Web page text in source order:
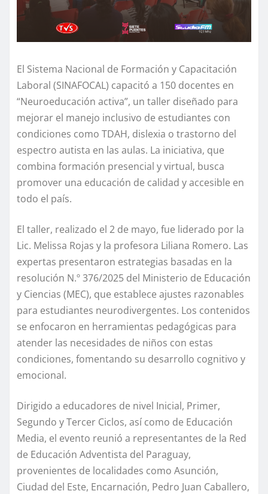
El Sistema Nacional de Formación y Capacitación
Laboral (SINAFOCAL) capacitó a 150 docentes en
“Neuroeducación activa”, un taller diseñado para
mejorar el manejo inclusivo de estudiantes con
condiciones como TDAH, dislexia o trastorno del
espectro autista en las aulas. La iniciativa, que
combina formación presencial y virtual, busca
promover una educación de calidad y accesible en
todo el país.
El taller, realizado el 2 de mayo, fue liderado por la
Lic. Melissa Rojas y la profesora Liliana Romero. Las
expertas presentaron estrategias basadas en la
resolución N.º 376/2025 del Ministerio de Educación
y Ciencias (MEC), que establece ajustes razonables
para estudiantes neurodivergentes. Los contenidos
se enfocaron en herramientas pedagógicas para
atender las necesidades de niños con estas
condiciones, fomentando su desarrollo cognitivo y
emocional.
Dirigido a educadores de nivel Inicial, Primer,
Segundo y Tercer Ciclos, así como de Educación
Media, el evento reunió a representantes de la Red
de Educación Adventista del Paraguay,
provenientes de localidades como Asunción,
Ciudad del Este, Encarnación, Pedro Juan Caballero,